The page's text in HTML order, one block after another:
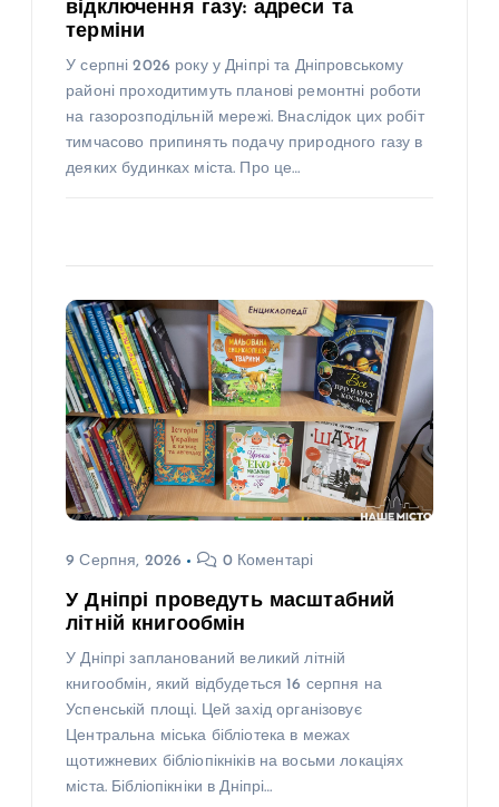
відключення газу: адреси та
терміни
У серпні 2026 року у Дніпрі та Дніпровському
районі проходитимуть планові ремонтні роботи
на газорозподільній мережі. Внаслідок цих робіт
тимчасово припинять подачу природного газу в
деяких будинках міста. Про це…
9 Серпня, 2026 0 Коментарі
У Дніпрі проведуть масштабний
літній книгообмін
У Дніпрі запланований великий літній
книгообмін, який відбудеться 16 серпня на
Успенській площі. Цей захід організовує
Центральна міська бібліотека в межах
щотижневих бібліопікніків на восьми локаціях
міста. Бібліопікніки в Дніпрі…